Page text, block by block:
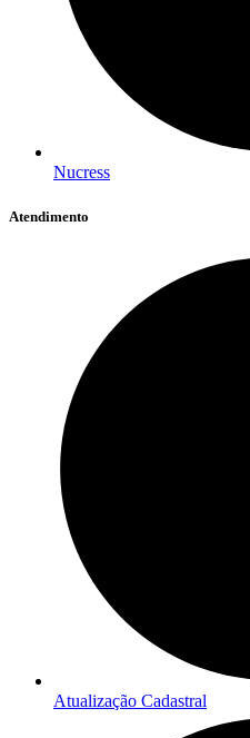
Nucress
Atendimento
Atualização Cadastral